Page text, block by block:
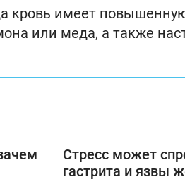
кровь имеет
или меда, а также
Стресс может
гастрита и язвы